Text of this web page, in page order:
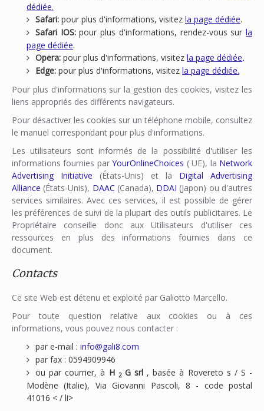
dédiée.
Safari: pour plus d'informations, visitez la page dédiée.
Safari IOS:pour plus d'informations, rendez-vous surla
page dédiée.
Opera: pour plus d'informations, visitez la page dédiée.
Edge: pour plus d'informations, visitez la page dédiée.
Pour plus d'informations sur la gestion des cookies, visitez les
liens appropriés des différents navigateurs.
Pour désactiver les cookies sur un téléphone mobile, consultez
le manuel correspondant pour plus d'informations.
Les utilisateurs sont informés de la possibilité d'utiliser les
informations fournies parYourOnlineChoices ( UE), la Network
Advertising Initiative (États-Unis) et la Digital Advertising
Alliance (États-Unis), DAAC (Canada), DDAI (Japon) ou d'autres
services similaires. Avec ces services, il est possible de gérer
les préférences de suivi de la plupart des outils publicitaires. Le
Propriétaire conseille donc aux Utilisateurs d'utiliser ces
ressources en plus des informations fournies dans ce
document.
Contacts
Ce site Web est détenu et exploité par Galiotto Marcello.
Pour toute question relative aux cookies ou à ces
informations, vous pouvez nous contacter :
par e-mail : info@gali8.com
par fax : 0594909946
ou par courrier, à H 2 G srl , basée à Rovereto s / S -
Modène (Italie), Via Giovanni Pascoli, 8 - code postal
41016 < / li>